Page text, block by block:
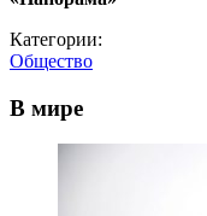
Категории:
Общество
В мире